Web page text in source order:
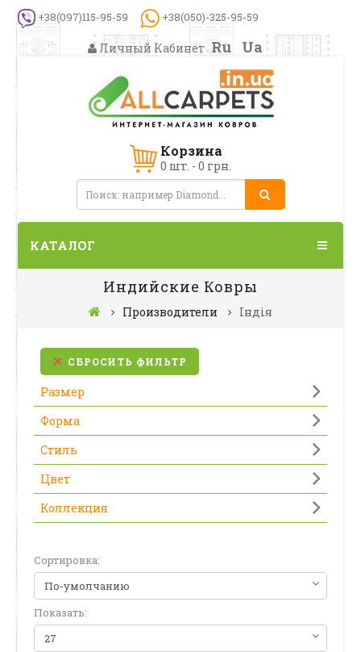
+38(097)115-95-59 +38(050)-325-95-59
Личный Кабинет Ru Ua
Корзина
0 шт. - 0 грн.
КАТАЛОГ
Индийские Ковры
Производители Індія
СБРОСИТЬ ФИЛЬТР
Размер
Форма
Стиль
Цвет
Коллекция
Сортировка:
Показать: